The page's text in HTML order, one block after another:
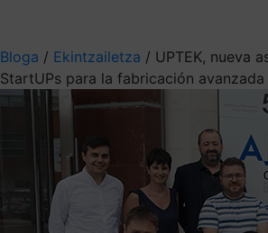
Bloga / Ekintzailetza / UPTEK, nueva
StartUPs para la fabricación